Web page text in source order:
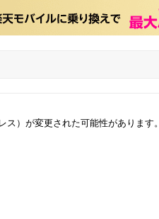
）が変更された可能性があります。